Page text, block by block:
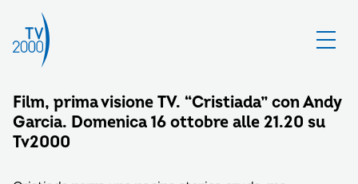
Film, prima visione TV. “Cristiada” con Andy
Garcia. Domenica 16 ottobre alle 21.20 su
Tv2000